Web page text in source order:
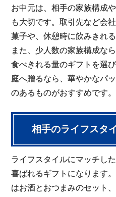
お中元は、相手の家族構成
も大切です。取引先など会
菓子や、休憩時に飲みきれ
また、少人数の家族構成な
食べきれる量のギフトを選
庭へ贈るなら、華やかなパ
のあるものがおすすめです。
相手のライフスタ
ライフスタイルにマッチし
喜ばれるギフトになります
はお酒とおつまみのセット